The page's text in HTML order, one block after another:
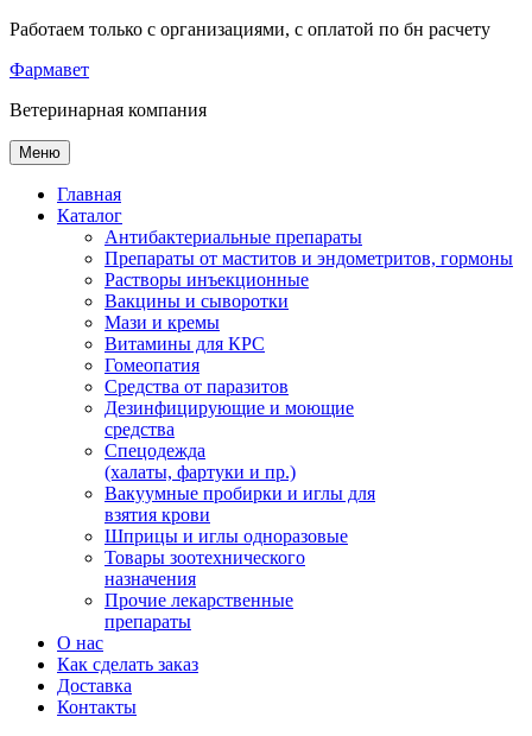
Работаем только с организациями, с оплатой по бн расчету
Фармавет
Ветеринарная компания
Меню
Главная
Каталог
Антибактериальные препараты
Препараты от маститов и эндометритов, гормоны
Растворы инъекционные
Вакцины и сыворотки
Мази и кремы
Витамины для КРС
Гомеопатия
Средства от паразитов
Дезинфицирующие и моющие
средства
Спецодежда
(халаты, фартуки и пр.)
Вакуумные пробирки и иглы для
взятия крови
Шприцы и иглы одноразовые
Товары зоотехнического
назначения
Прочие лекарственные
препараты
О нас
Как сделать заказ
Доставка
Контакты